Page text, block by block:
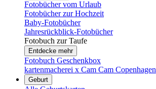
Fotobücher vom Urlaub
Fotobücher zur Hochzeit
Baby-Fotobücher
Jahresrückblick-Fotobücher
Fotobuch zur Taufe
Entdecke mehr
Fotobuch Geschenkbox
kartenmacherei x Cam Cam Copenhagen
Geburt